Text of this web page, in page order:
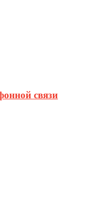
связи